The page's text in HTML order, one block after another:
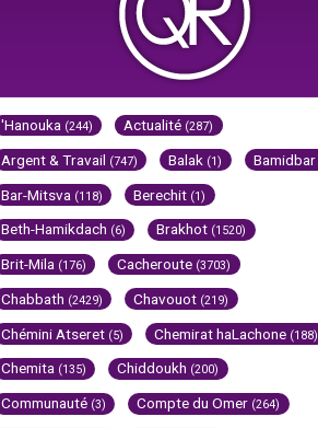
'Hanouka (244) Actualité (287)
Argent & Travail (747) Balak (1) Bamidbar
Bar-Mitsva (118) Berechit (1)
Beth-Hamikdach (6) Brakhot (1520)
Brit-Mila (176) Cacheroute (3703)
Chabbath (2429) Chavouot (219)
Chémini Atseret (5) Chemirat haLachone (188)
Chemita (135) Chiddoukh (200)
Communauté (3) Compte du Omer (264)